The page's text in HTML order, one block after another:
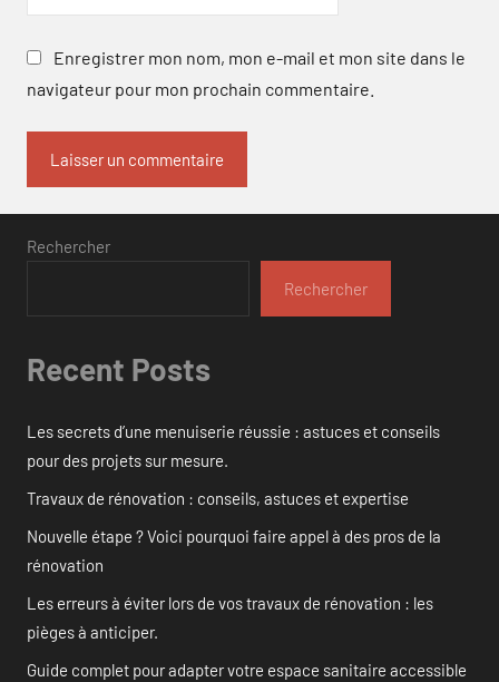
Enregistrer mon nom, mon e-mail et mon site dans le
navigateur pour mon prochain commentaire.
Rechercher
Rechercher
Recent Posts
Les secrets d’une menuiserie réussie : astuces et conseils
pour des projets sur mesure.
Travaux de rénovation : conseils, astuces et expertise
Nouvelle étape ? Voici pourquoi faire appel à des pros de la
rénovation
Les erreurs à éviter lors de vos travaux de rénovation : les
pièges à anticiper.
Guide complet pour adapter votre espace sanitaire accessible